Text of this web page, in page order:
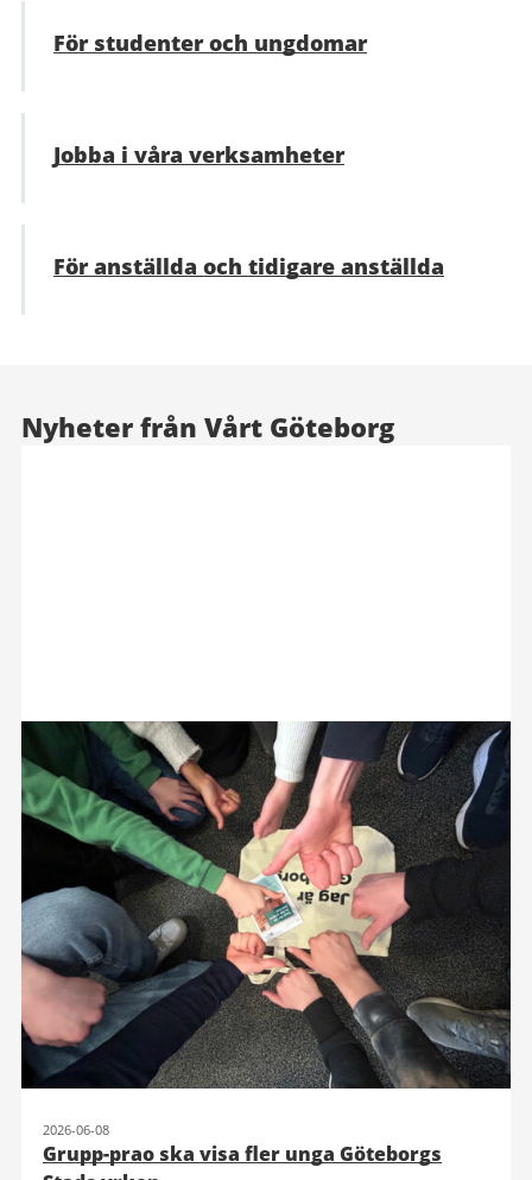
För studenter och ungdomar
Jobba i våra verksamheter
För anställda och tidigare anställda
Nyheter från Vårt Göteborg
2026-06-08
Grupp-prao ska visa fler unga Göteborgs